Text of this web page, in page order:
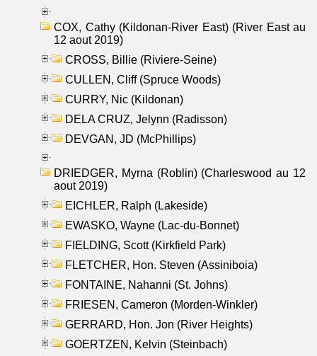
COX, Cathy (Kildonan-River East) (River East au
12 aout 2019)
CROSS, Billie (Riviere-Seine)
CULLEN, Cliff (Spruce Woods)
CURRY, Nic (Kildonan)
DELA CRUZ, Jelynn (Radisson)
DEVGAN, JD (McPhillips)
DRIEDGER, Myrna (Roblin) (Charleswood au 12
aout 2019)
EICHLER, Ralph (Lakeside)
EWASKO, Wayne (Lac-du-Bonnet)
FIELDING, Scott (Kirkfield Park)
FLETCHER, Hon. Steven (Assiniboia)
FONTAINE, Nahanni (St. Johns)
FRIESEN, Cameron (Morden-Winkler)
GERRARD, Hon. Jon (River Heights)
GOERTZEN, Kelvin (Steinbach)